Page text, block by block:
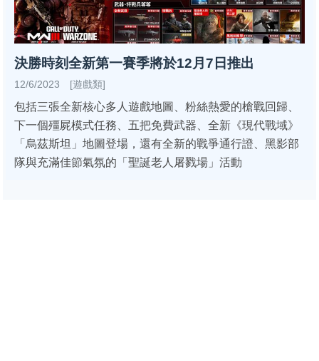
決勝時刻全新第一賽季將於12月7日推出
12/6/2023 [遊戲類]
包括三張全新核心多人遊戲地圖、粉絲熱愛的槍戰回歸、
下一個殭屍模式任務、五把免費武器、全新《現代戰域》
「烏茲斯坦」地圖登場，還有全新的戰爭通行證、黑影部
隊與充滿佳節氣氛的「聖誕老人屠戮場」活動